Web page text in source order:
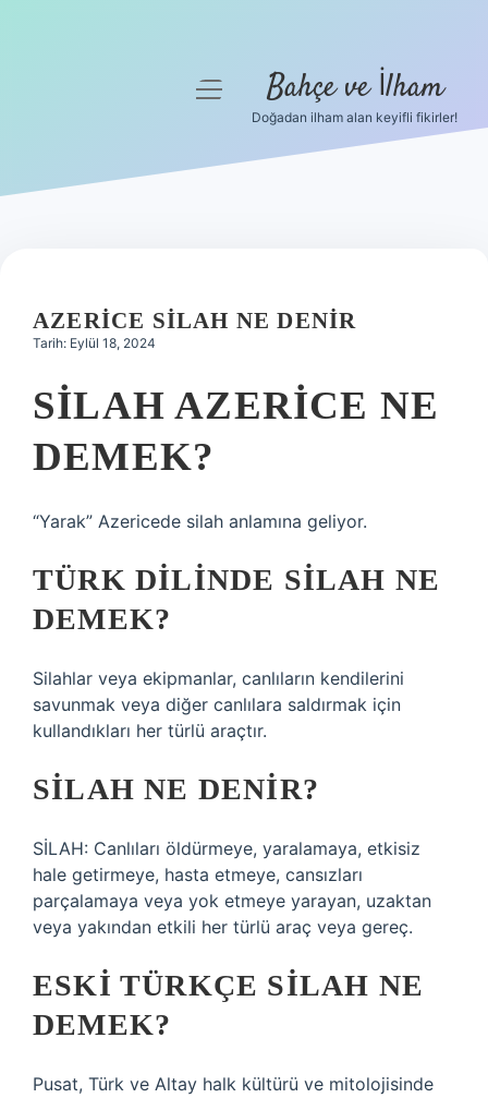
Hakkımızda
menüyü
Bahçe ve İlham
Doğadan ilham alan keyifli fikirler!
AZERICE SILAH NE DENIR
Tarih: Eylül 18, 2024
SILAH AZERICE NE
DEMEK?
“Yarak” Azericede silah anlamına geliyor.
TÜRK DILINDE SILAH NE
DEMEK?
Silahlar veya ekipmanlar, canlıların kendilerini
savunmak veya diğer canlılara saldırmak için
kullandıkları her türlü araçtır.
SILAH NE DENIR?
SİLAH: Canlıları öldürmeye, yaralamaya, etkisiz
hale getirmeye, hasta etmeye, cansızları
parçalamaya veya yok etmeye yarayan, uzaktan
veya yakından etkili her türlü araç veya gereç.
ESKI TÜRKÇE SILAH NE
DEMEK?
Pusat, Türk ve Altay halk kültürü ve mitolojisinde